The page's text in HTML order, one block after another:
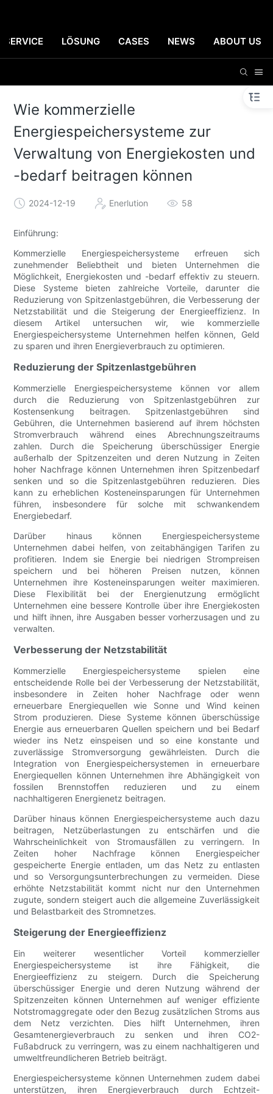
SERVICE LÖSUNG CASES NEWS ABOUT US
Wie kommerzielle
Energiespeichersysteme zur
Verwaltung von Energiekosten und
-bedarf beitragen können
2024-12-19 Enerlution 58
Einführung:
Kommerzielle Energiespeichersysteme erfreuen sich
zunehmender Beliebtheit und bieten Unternehmen die
Möglichkeit, Energiekosten und -bedarf effektiv zu steuern.
Diese Systeme bieten zahlreiche Vorteile, darunter die
Reduzierung von Spitzenlastgebühren, die Verbesserung der
Netzstabilität und die Steigerung der Energieeffizienz. In
diesem Artikel untersuchen wir, wie kommerzielle
Energiespeichersysteme Unternehmen helfen können, Geld
zu sparen und ihren Energieverbrauch zu optimieren.
Reduzierung der Spitzenlastgebühren
Kommerzielle Energiespeichersysteme können vor allem
durch die Reduzierung von Spitzenlastgebühren zur
Kostensenkung beitragen. Spitzenlastgebühren sind
Gebühren, die Unternehmen basierend auf ihrem höchsten
Stromverbrauch während eines Abrechnungszeitraums
zahlen. Durch die Speicherung überschüssiger Energie
außerhalb der Spitzenzeiten und deren Nutzung in Zeiten
hoher Nachfrage können Unternehmen ihren Spitzenbedarf
senken und so die Spitzenlastgebühren reduzieren. Dies
kann zu erheblichen Kosteneinsparungen für Unternehmen
führen, insbesondere für solche mit schwankendem
Energiebedarf.
Darüber hinaus können Energiespeichersysteme
Unternehmen dabei helfen, von zeitabhängigen Tarifen zu
profitieren. Indem sie Energie bei niedrigen Strompreisen
speichern und bei höheren Preisen nutzen, können
Unternehmen ihre Kosteneinsparungen weiter maximieren.
Diese Flexibilität bei der Energienutzung ermöglicht
Unternehmen eine bessere Kontrolle über ihre Energiekosten
und hilft ihnen, ihre Ausgaben besser vorherzusagen und zu
verwalten.
Verbesserung der Netzstabilität
Kommerzielle Energiespeichersysteme spielen eine
entscheidende Rolle bei der Verbesserung der Netzstabilität,
insbesondere in Zeiten hoher Nachfrage oder wenn
erneuerbare Energiequellen wie Sonne und Wind keinen
Strom produzieren. Diese Systeme können überschüssige
Energie aus erneuerbaren Quellen speichern und bei Bedarf
wieder ins Netz einspeisen und so eine konstante und
zuverlässige Stromversorgung gewährleisten. Durch die
Integration von Energiespeichersystemen in erneuerbare
Energiequellen können Unternehmen ihre Abhängigkeit von
fossilen Brennstoffen reduzieren und zu einem
nachhaltigeren Energienetz beitragen.
Darüber hinaus können Energiespeichersysteme auch dazu
beitragen, Netzüberlastungen zu entschärfen und die
Wahrscheinlichkeit von Stromausfällen zu verringern. In
Zeiten hoher Nachfrage können Energiespeicher
gespeicherte Energie entladen, um das Netz zu entlasten
und so Versorgungsunterbrechungen zu vermeiden. Diese
erhöhte Netzstabilität kommt nicht nur den Unternehmen
zugute, sondern steigert auch die allgemeine Zuverlässigkeit
und Belastbarkeit des Stromnetzes.
Steigerung der Energieeffizienz
Ein weiterer wesentlicher Vorteil kommerzieller
Energiespeichersysteme ist ihre Fähigkeit, die
Energieeffizienz zu steigern. Durch die Speicherung
überschüssiger Energie und deren Nutzung während der
Spitzenzeiten können Unternehmen auf weniger effiziente
Notstromaggregate oder den Bezug zusätzlichen Stroms aus
dem Netz verzichten. Dies hilft Unternehmen, ihren
Gesamtenergieverbrauch zu senken und ihren CO2-
Fußabdruck zu verringern, was zu einem nachhaltigeren und
umweltfreundlicheren Betrieb beiträgt.
Energiespeichersysteme können Unternehmen zudem dabei
unterstützen, ihren Energieverbrauch durch Echtzeit-